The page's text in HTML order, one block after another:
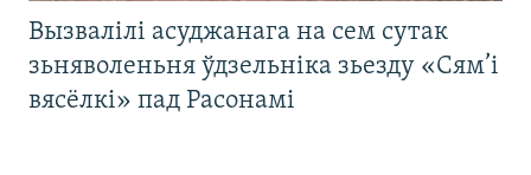
Вызвалілі асуджанага на сем сутак
зьняволеньня ўдзельніка зьезду «Сям’і
вясёлкі» пад Расонамі